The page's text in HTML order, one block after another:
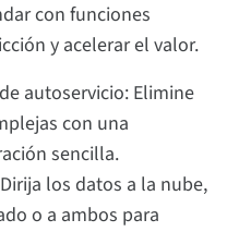
con funciones
y acelerar el valor.
autoservicio: Elimine
con una
sencilla.
los datos a la nube,
o a ambos para